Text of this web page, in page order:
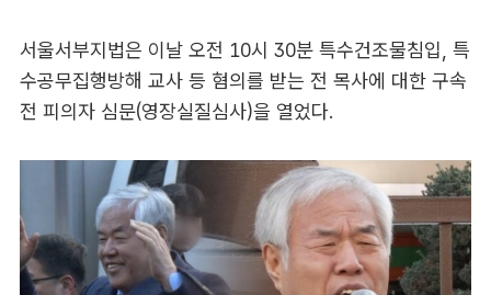
서울서부지법은 이날 오전 10시 30분 특수건조물침입, 특
수공무집행방해 교사 등 혐의를 받는 전 목사에 대한 구속
전 피의자 심문(영장실질심사)을 열었다.